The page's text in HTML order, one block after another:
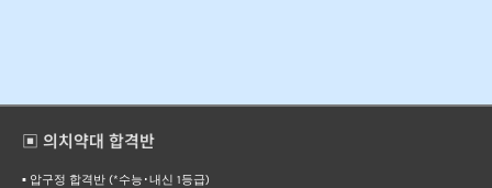
▣ 의치약대 합격반
▪︎ 압구정 합격반 (*수능･내신 1등급)